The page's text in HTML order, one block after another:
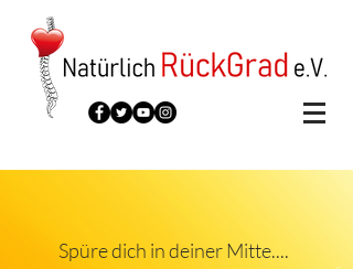
Spüre dich in deiner Mitte....